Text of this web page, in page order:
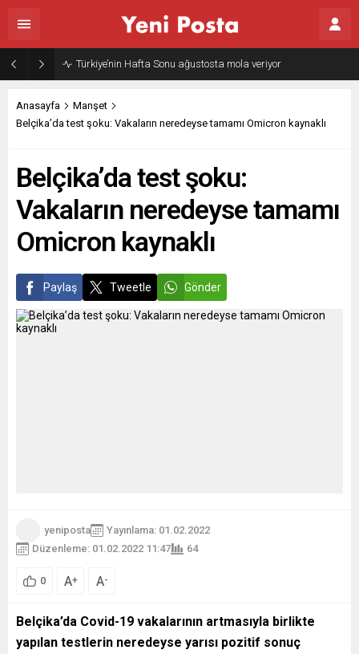
Türkiye’nin Hafta Sonu ağustosta mola veriyor
Anasayfa
Manşet
Belçika’da test şoku: Vakaların neredeyse tamamı Omicron kaynaklı
Belçika’da test şoku:
Vakaların neredeyse tamamı
Omicron kaynaklı
Paylaş Tweetle Gönder
yeniposta
Yayınlama: 01.02.2022
Düzenleme: 01.02.2022 11:47
64
0 A+ A-
Belçika’da Covid-19 vakalarının artmasıyla birlikte
yapılan testlerin neredeyse yarısı pozitif sonuç